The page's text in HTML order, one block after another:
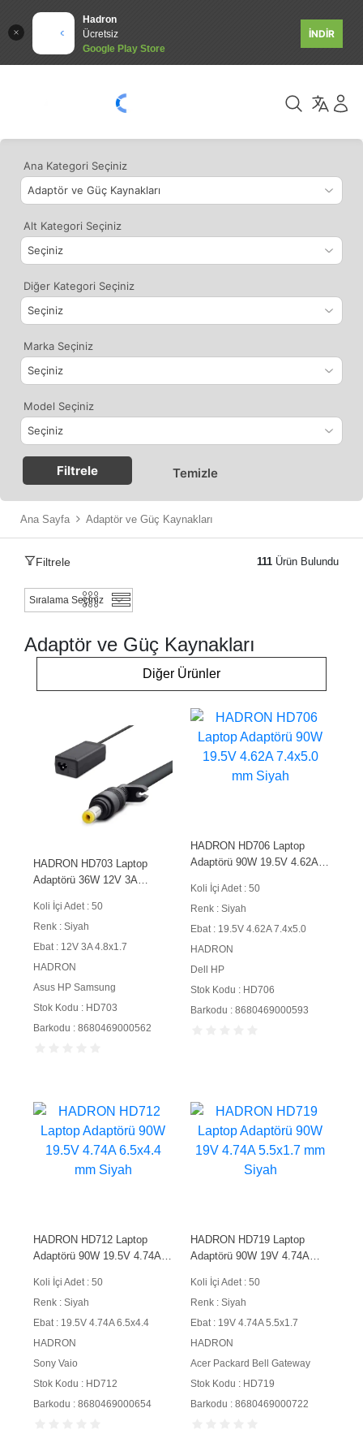
Hadron
Ücretsiz
Google Play Store
İNDİR
Ana Kategori Seçiniz
Alt Kategori Seçiniz
Diğer Kategori Seçiniz
Marka Seçiniz
Model Seçiniz
Filtrele Temizle
Ana Sayfa Adaptör ve Güç Kaynakları
Filtrele 111 Ürün Bulundu
Adaptör ve Güç Kaynakları
Diğer Ürünler
HADRON HD703 Laptop
Adaptörü 36W 12V 3A
Koli İçi Adet : 50
Renk : Siyah
Ebat : 12V 3A 4.8x1.7
HADRON
Asus HP Samsung
Stok Kodu : HD703
Barkodu : 8680469000562
HADRON HD706 Laptop
Adaptörü 90W 19.5V 4.62A
Koli İçi Adet : 50
Renk : Siyah
Ebat : 19.5V 4.62A 7.4x5.0
HADRON
Dell HP
Stok Kodu : HD706
Barkodu : 8680469000593
HADRON HD712 Laptop
Adaptörü 90W 19.5V 4.74A
Koli İçi Adet : 50
Renk : Siyah
Ebat : 19.5V 4.74A 6.5x4.4
HADRON
Sony Vaio
Stok Kodu : HD712
Barkodu : 8680469000654
HADRON HD719 Laptop
Adaptörü 90W 19V 4.74A
Koli İçi Adet : 50
Renk : Siyah
Ebat : 19V 4.74A 5.5x1.7
HADRON
Acer Packard Bell Gateway
Stok Kodu : HD719
Barkodu : 8680469000722